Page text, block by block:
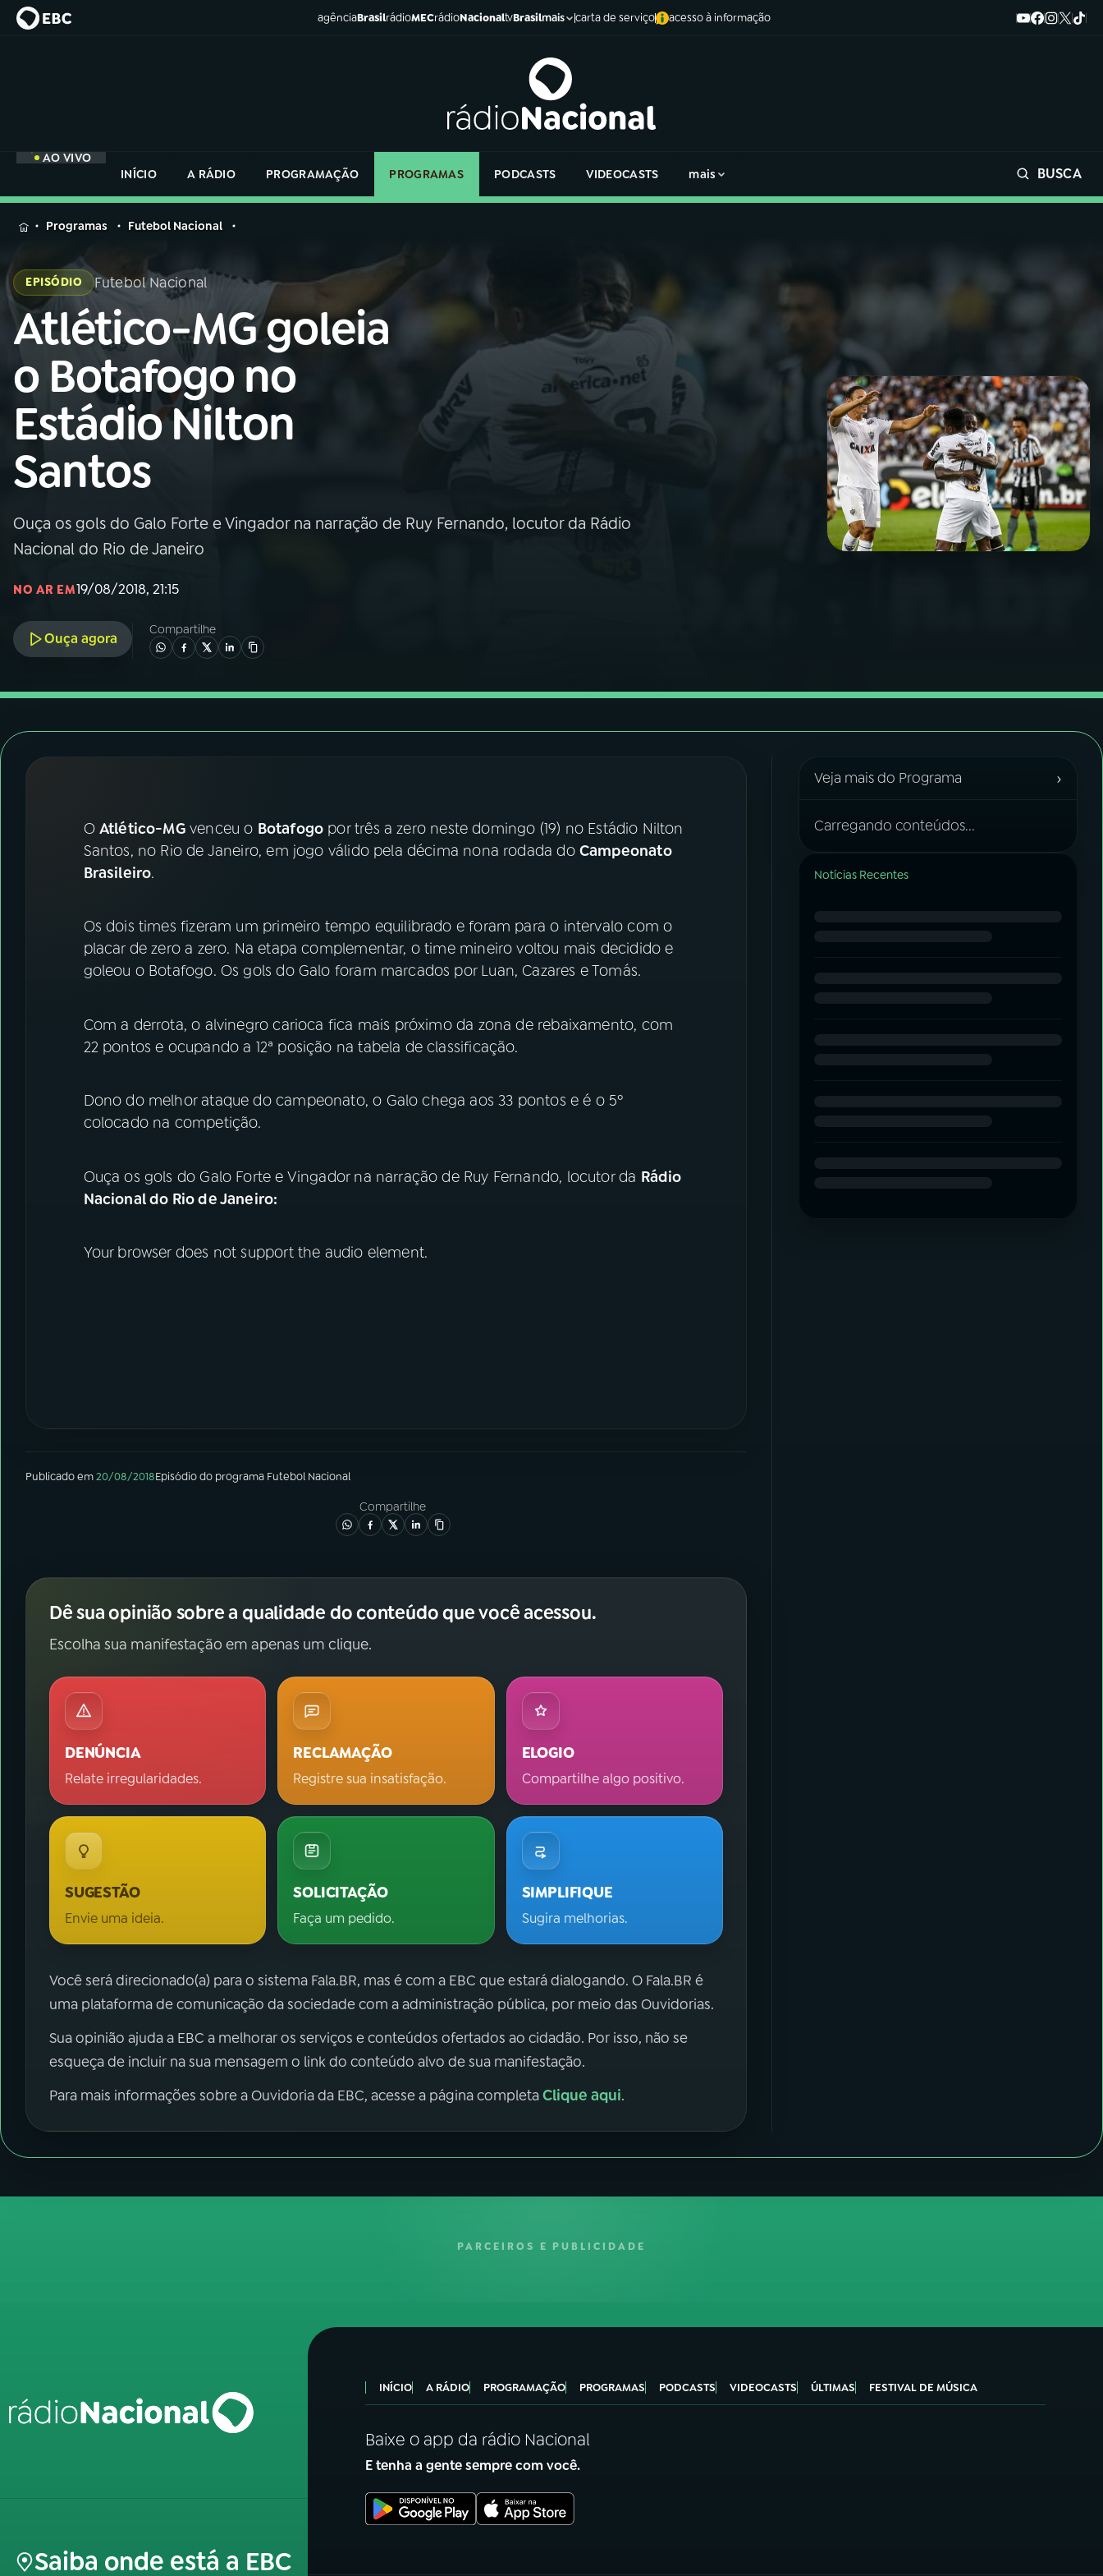
agênciaBrasilrádioMECrádioNacionaltvBrasilmais carta de serviço acesso à informação
AO VIVO
INÍCIO
A RÁDIO PROGRAMAÇÃO PROGRAMAS PODCASTS VIDEOCASTS mais BUSCA
MENU
Buscar
na
Rádio
Nacional
Buscar
AO VIVO
01 INÍCIO
02 A RÁDIO
03PROGRAMAÇÃO
ACOMPANHE A RÁDIO NACIONAL
YouTube
Instagram X
na
Rádio
Nacional
Programas Futebol Nacional
EPISÓDIO Futebol Nacional
Atlético-MG goleia
o Botafogo no
Estádio Nilton
Santos
Ouça os gols do Galo Forte e Vingador na narração de Ruy Fernando, locutor da Rádio
Nacional do Rio de Janeiro
NO AR EM19/08/2018, 21:15
Ouça agora
Compartilhe
O Atlético-MGvenceu o Botafogo por três a zero neste domingo (19) no Estádio Nilton
Santos, no Rio de Janeiro, em jogo válido pela décima nona rodada do Campeonato
Brasileiro.
Os dois times fizeram um primeiro tempo equilibrado e foram para o intervalo com o
placar de zero a zero. Na etapa complementar, o time mineiro voltou mais decidido e
goleou o Botafogo. Os gols do Galo foram marcados por Luan, Cazares e Tomás.
Com a derrota, o alvinegro carioca fica mais próximo da zona de rebaixamento, com
22 pontos e ocupando a 12ª posição na tabela de classificação.
Dono do melhor ataque do campeonato, o Galo chega aos 33 pontos e é o 5º
colocado na competição.
Ouça os gols do Galo Forte e Vingador na narração de Ruy Fernando, locutor da Rádio
Nacional do Rio de Janeiro:
Your browser does not support the audio element.
Publicado em20/08/2018Episódiodo programa Futebol Nacional
Compartilhe
Dê sua opinião sobre a qualidade do conteúdo que você acessou.
Escolha sua manifestação em apenas um clique.
DENÚNCIA
Relate irregularidades.
RECLAMAÇÃO
Registre sua insatisfação.
ELOGIO
Compartilhe algo positivo.
SUGESTÃO
Envie uma ideia.
SOLICITAÇÃO
Faça um pedido.
SIMPLIFIQUE
Sugira melhorias.
Você será direcionado(a) para o sistema Fala.BR, mas é com a EBC que estará dialogando. O Fala.BR é
uma plataforma de comunicação da sociedade com a administração pública, por meio das Ouvidorias.
Sua opinião ajuda a EBC a melhorar os serviços e conteúdos ofertados ao cidadão. Por isso, não se
esqueça de incluir na sua mensagem o link do conteúdo alvo de sua manifestação.
Para mais informações sobre a Ouvidoria da EBC, acesse a página completaClique aqui.
Veja mais do Programa ›
Carregando conteúdos...
Notícias Recentes
PARCEIROS E PUBLICIDADE
Saiba onde está a EBC
INÍCIO A RÁDIO PROGRAMAÇÃO PROGRAMAS PODCASTS VIDEOCASTS ÚLTIMAS FESTIVAL DE MÚSICA
Baixe o app da rádio Nacional
E tenha a gente sempre com você.